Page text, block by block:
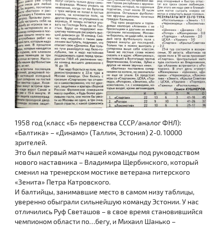
1958 год (класс «Б» первенства СССР/аналог ФНЛ):
«Балтика» – «Динамо» (Таллин, Эстония) 2-0. 10000
зрителей.
Это был первый матч нашей команды под руководством
нового наставника – Владимира Щербинского, который
сменил на тренерском мостике ветерана питерского
«Зенита» Петра Катровского.
И балтийцы, занимавшие место в самом низу таблицы,
уверенно обыграли сильнейшую команду Эстонии. У нас
отличились Руф Светашов – в свое время становившийся
чемпионом области по…бегу, и Михаил Шанько –